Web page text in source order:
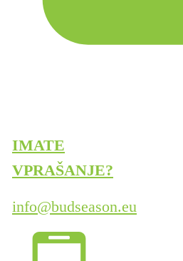
IMATE
VPRAŠANJE?
info@budseason.eu